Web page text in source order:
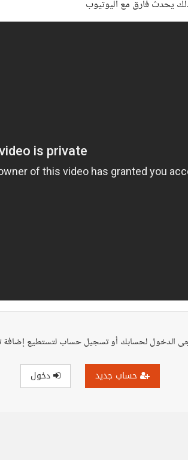
يحدث فارق مع اليوتيوب
الدخول لحسابك أو تسجيل حساب لتستطيع إضافة
حساب جديد دخول